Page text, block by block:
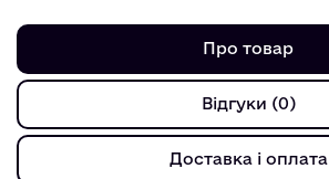
Про товар
Відгуки (0)
Доставка і оплата